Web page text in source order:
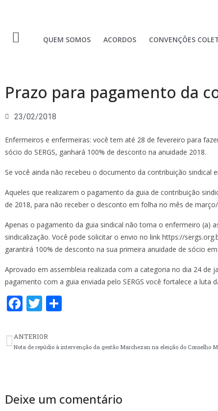
QUEM SOMOS ACORDOS CONVENÇÕES
Prazo para pagamento da
23/02/2018
Enfermeiros e enfermeiras: você tem até 28 de fevereiro para
sócio do SERGS, ganhará 100% de desconto na anuidade 2018.
Se você ainda não recebeu o documento da contribuição
Aqueles que realizarem o pagamento da guia de contribuição
de 2018, para não receber o desconto em folha no mês de
Apenas o pagamento da guia sindical não torna o enfermeiro (a)
sindicalização. Você pode solicitar o envio no link https://
garantirá 100% de desconto na sua primeira anuidade de sócio
Aprovado em assembleia realizada com a categoria no dia 24 de
pagamento com a guia enviada pelo SERGS você fortalece a
F
e
b
k
T
itt
er e
ANTERIOR
Nota de repúdio à intervenção da gestão Marchezan na eleição do Conselho
Deixe um comentário